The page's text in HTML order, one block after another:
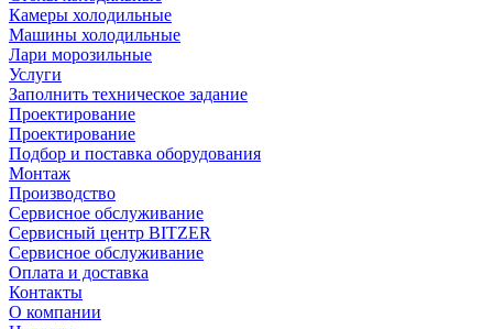
Камеры холодильные
Машины холодильные
Лари морозильные
Услуги
Заполнить техническое задание
Проектирование
Проектирование
Подбор и поставка оборудования
Монтаж
Производство
Сервисное обслуживание
Сервисный центр BITZER
Сервисное обслуживание
Оплата и доставка
Контакты
О компании